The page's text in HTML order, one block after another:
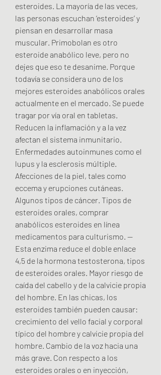
esteroides. La mayoría de las veces,
las personas escuchan ‘esteroides’ y
piensan en desarrollar masa
muscular. Primobolan es otro
esteroide anabólico leve, pero no
dejes que eso te desanime. Porque
todavía se considera uno de los
mejores esteroides anabólicos orales
actualmente en el mercado. Se puede
tragar por vía oral en tabletas.
Reducen la inflamación y a la vez
afectan el sistema inmunitario.
Enfermedades autoinmunes como el
lupus y la esclerosis múltiple.
Afecciones de la piel, tales como
eccema y erupciones cutáneas.
Algunos tipos de cáncer. Tipos de
esteroides orales, comprar
anabólicos esteroides en línea
medicamentos para culturismo. —
Esta enzima reduce el doble enlace
4,5 de la hormona testosterona, tipos
de esteroides orales. Mayor riesgo de
caída del cabello y de la calvicie propia
del hombre. En las chicas, los
esteroides también pueden causar:
crecimiento del vello facial y corporal
típico del hombre y calvicie propia del
hombre. Cambio de la voz hacia una
más grave. Con respecto a los
esteroides orales o en inyección,